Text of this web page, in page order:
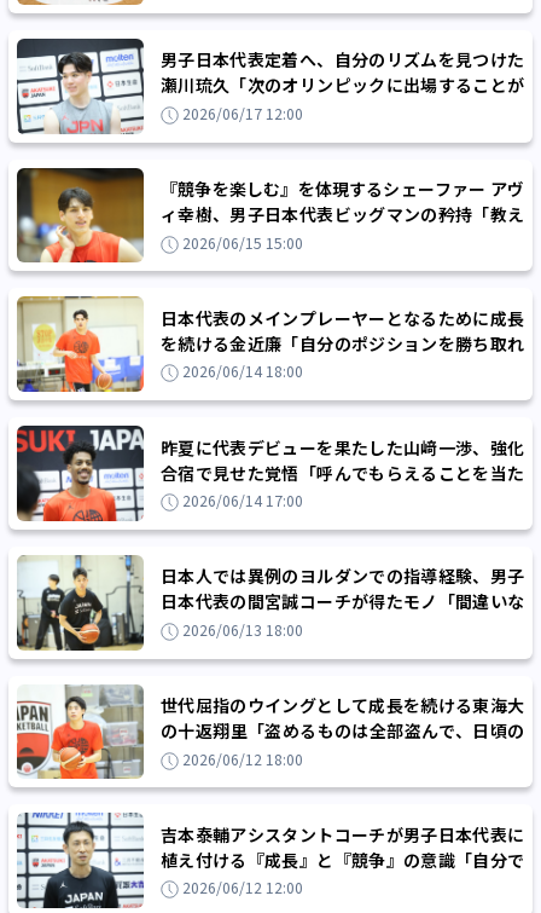
男子日本代表定着へ、自分のリズムを見つけた
瀬川琉久「次のオリンピックに出場することが
目標」2026/06/17 12:00
『競争を楽しむ』を体現するシェーファー アヴ
ィ幸樹、男子日本代表ビッグマンの矜持「教え
ても負けない」
2026/06/15 15:00
日本代表のメインプレーヤーとなるために成長
を続ける金近廉「自分のポジションを勝ち取れ
るようにやっていく」
2026/06/14 18:00
昨夏に代表デビューを果たした山﨑一渉、強化
合宿で見せた覚悟「呼んでもらえることを当た
り前だと思わない」
2026/06/14 17:00
日本人では異例のヨルダンでの指導経験、男子
日本代表の間宮誠コーチが得たモノ「間違いな
くいろいろな面で強くなることができました」
2026/06/13 18:00
世代屈指のウイングとして成長を続ける東海大
の十返翔里「盗めるものは全部盗んで、日頃の
練習に繋げていきたい」
2026/06/12 18:00
吉本泰輔アシスタントコーチが男子日本代表に
植え付ける『成長』と『競争』の意識「自分で
勝ち取るモノがあると違ってくる」
2026/06/12 12:00